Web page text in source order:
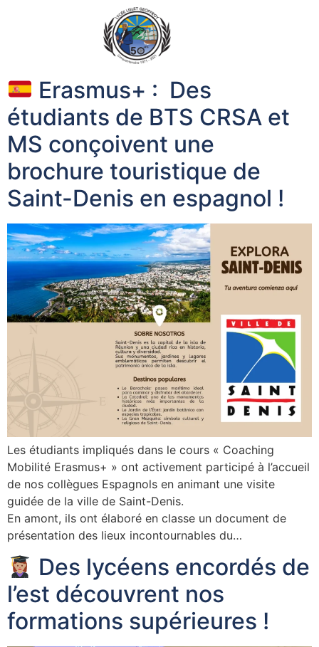
Erasmus+ : Des
étudiants de BTS CRSA et
MS conçoivent une
brochure touristique de
Saint-Denis en espagnol !
Les étudiants impliqués dans le cours « Coaching
Mobilité Erasmus+ » ont activement participé à l’accueil
de nos collègues Espagnols en animant une visite
guidée de la ville de Saint-Denis.
En amont, ils ont élaboré en classe un document de
présentation des lieux incontournables du…
Des lycéens encordés de
l’est découvrent nos
formations supérieures !